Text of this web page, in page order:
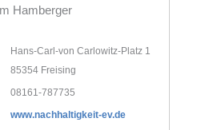
Hamberger
Hans-Carl-von Carlowitz-Platz 1
85354 Freising
08161-787735
www.nachhaltigkeit-ev.de